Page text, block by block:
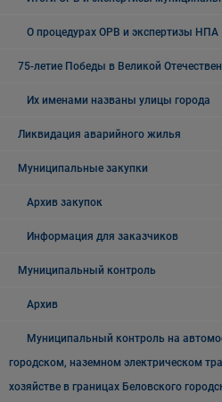
О процедурах ОРВ и экспертизы НПА
75-летие Победы в Великой
Их именами названы улицы города
Ликвидация аварийного жилья
Муниципальные закупки
Архив закупок
Информация для заказчиков
Муниципальный контроль
Архив
Муниципальный контроль на
городском, наземном электрическом
хозяйстве в границах Беловского